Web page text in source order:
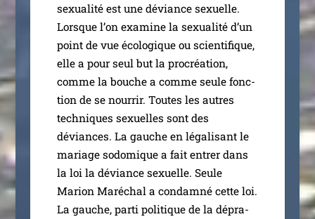
sexua­li­té est une déviance sexuelle.
Lorsque l’on exa­mine la sexua­li­té d’un
point de vue éco­lo­gique ou scien­ti­fique,
elle a pour seul but la pro­créa­tion,
comme la bouche a comme seule fonc­
tion de se nour­rir. Toutes les autres
tech­niques sexuelles sont des
déviances. La gauche en léga­li­sant le
mariage sodo­mique a fait entrer dans
la loi la déviance sexuelle. Seule
Marion Maréchal a condam­né cette loi.
La gauche, par­ti poli­tique de la dépra­